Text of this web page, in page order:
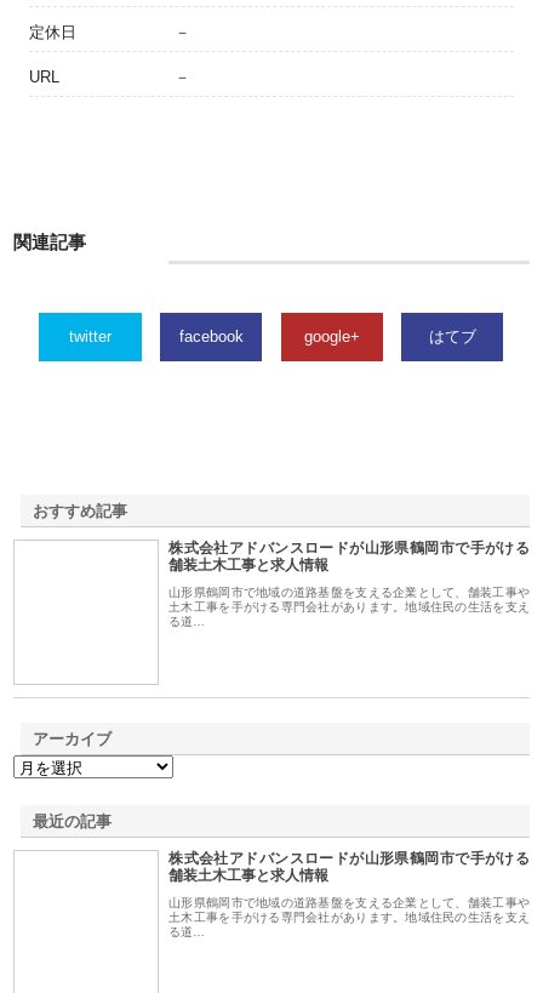
定休日 －
URL －
関連記事
twitter facebook google+ はてブ
おすすめ記事
株式会社アドバンスロードが山形県鶴岡市で手がける
舗装土木工事と求人情報
山形県鶴岡市で地域の道路基盤を支える企業として、舗装工事や
土木工事を手がける専門会社があります。地域住民の生活を支え
る道…
アーカイブ
最近の記事
株式会社アドバンスロードが山形県鶴岡市で手がける
舗装土木工事と求人情報
山形県鶴岡市で地域の道路基盤を支える企業として、舗装工事や
土木工事を手がける専門会社があります。地域住民の生活を支え
る道…